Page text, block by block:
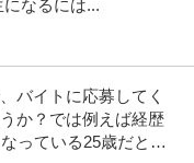
なるには...
バイトに応募してく
か？では例えば経歴
っている25歳だとし